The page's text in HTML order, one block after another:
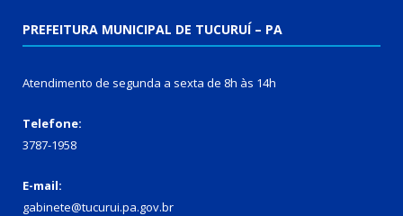
PREFEITURA MUNICIPAL DE TUCURUÍ – PA
Atendimento de segunda a sexta de 8h às 14h
Telefone:
3787-1958
E-mail:
gabinete@tucurui.pa.gov.br